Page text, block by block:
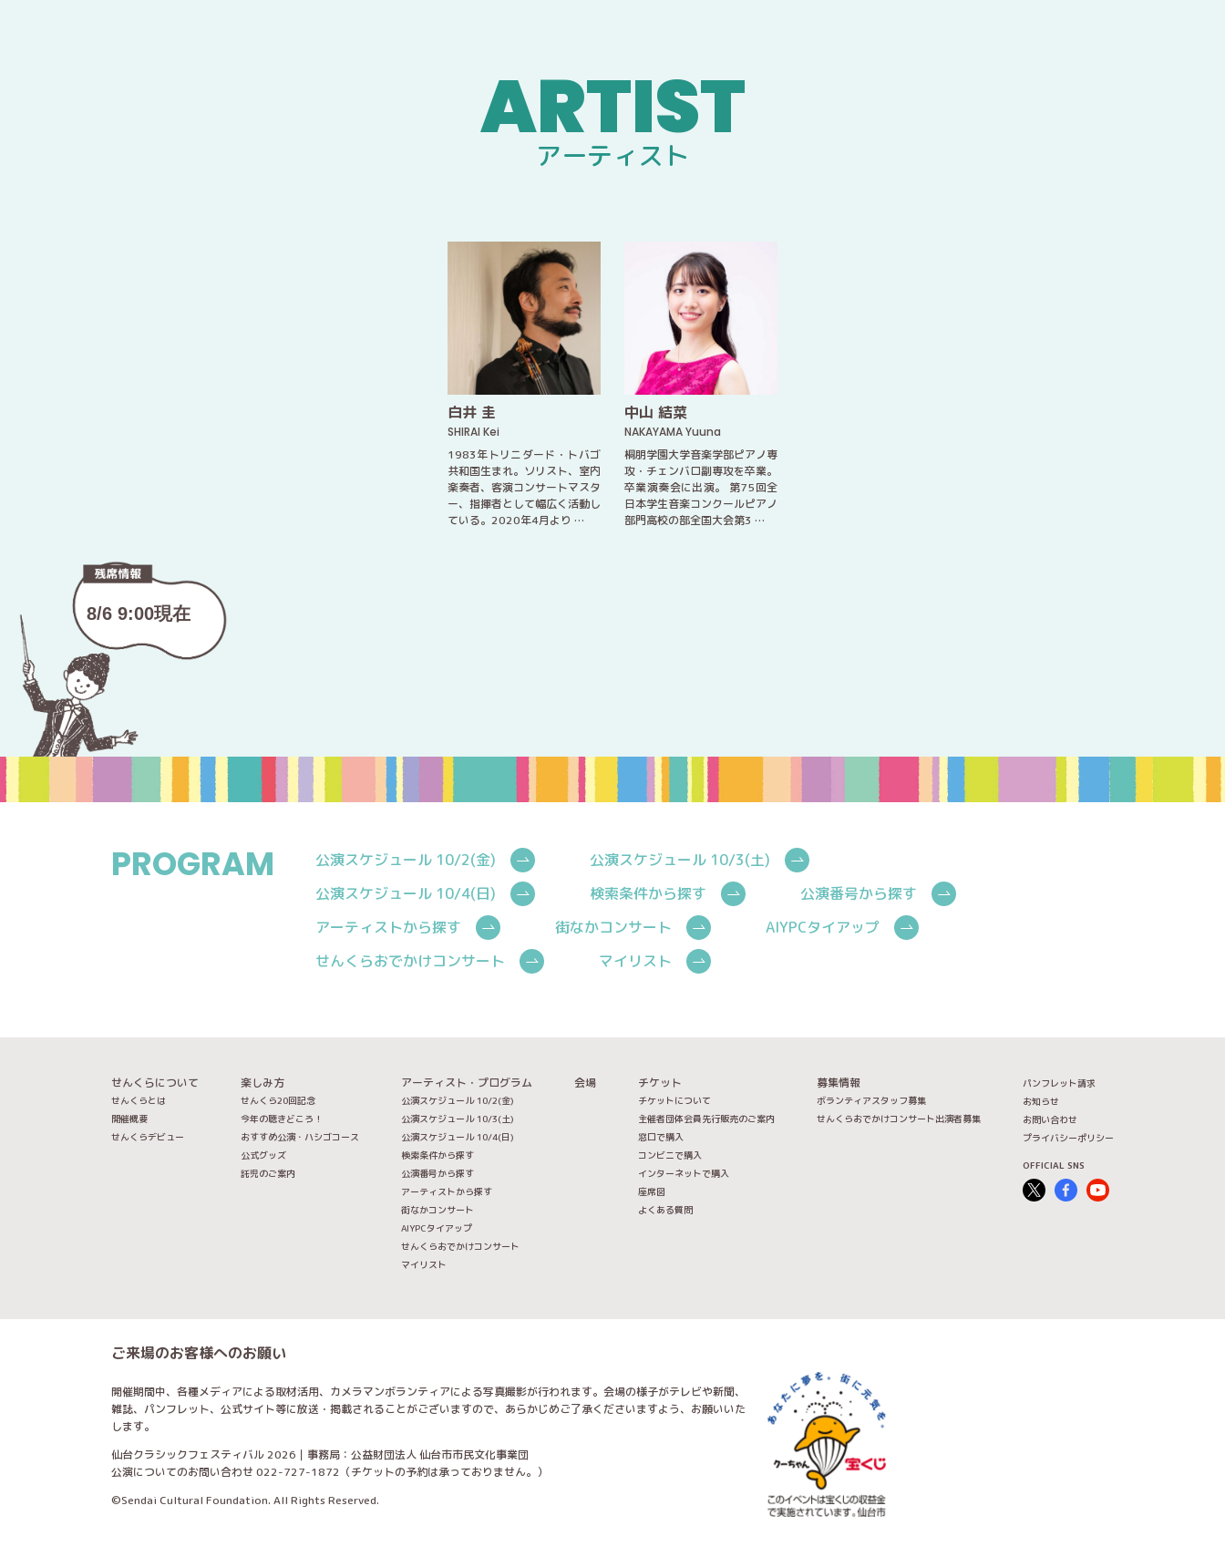
アーティスト
白井 圭
SHIRAI Kei
1983年トリニダード・トバゴ
共和国生まれ。ソリスト、室内
楽奏者、客演コンサートマスタ
ー、指揮者として幅広く活動し
ている。2020年4月より …
中山 結菜
NAKAYAMA Yuuna
桐朋学園大学音楽学部ピアノ専
攻・チェンバロ副専攻を卒業。
卒業演奏会に出演。 第75回全
日本学生音楽コンクールピアノ
部門高校の部全国大会第3 …
8/6 9:00現在
PROGRAM 公演スケジュール 10/2(金)
公演スケジュール 10/3(土)
公演スケジュール 10/4(日)
検索条件から探す
公演番号から探す
アーティストから探す
街なかコンサート
AIYPCタイアップ
せんくらおでかけコンサート
マイリスト
せんくらについて
せんくらとは
開催概要
せんくらデビュー
楽しみ方
せんくら20回記念
今年の聴きどころ！
おすすめ公演・ハシゴコース
公式グッズ
託児のご案内
アーティスト・プログラム
公演スケジュール 10/2(金)
公演スケジュール 10/3(土)
公演スケジュール 10/4(日)
検索条件から探す
公演番号から探す
アーティストから探す
街なかコンサート
AIYPCタイアップ
せんくらおでかけコンサート
マイリスト
会場 チケット
チケットについて
主催者団体会員先行販売のご案内
窓口で購入
コンビニで購入
インターネットで購入
座席図
よくある質問
募集情報
ボランティアスタッフ募集
せんくらおでかけコンサート出演者募集
パンフレット請求
お知らせ
お問い合わせ
プライバシーポリシー
OFFICIAL SNS
ご来場のお客様へのお願い
開催期間中、各種メディアによる取材活用、カメラマンボランティアによる写真撮影が行われます。会場の様子がテレビや新聞、
雑誌、パンフレット、公式サイト等に放送・掲載されることがございますので、あらかじめご了承くださいますよう、お願いいた
します。
仙台クラシックフェスティバル 2026｜事務局：公益財団法人 仙台市市民文化事業団
公演についてのお問い合わせ 022-727-1872（チケットの予約は承っておりません。）
©Sendai Cultural Foundation. All Rights Reserved.